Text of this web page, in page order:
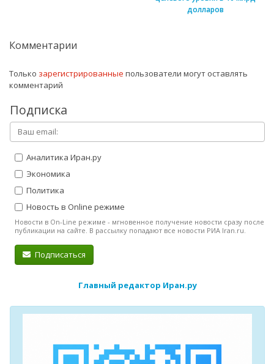
долларов
Комментарии
Только зарегистрированные пользователи могут оставлять
комментарий
Подписка
Аналитика Иран.ру
Экономика
Политика
Новость в Online режиме
Новости в On-Line режиме - мгновенное получение новости сразу после
публикации на сайте. В рассылку попадают все новости РИА Iran.ru.
Подписаться
Главный редактор Иран.ру